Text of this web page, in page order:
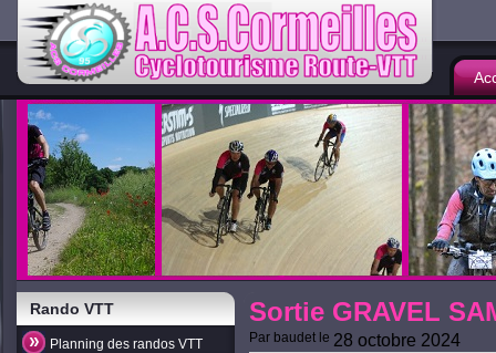
Rando VTT
Planning des randos VTT
Sortie GRAVEL
Par baudetle 28 octobre 2024